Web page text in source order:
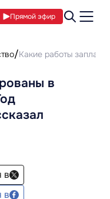
Прямой эфир
Какие работы
в
в
в